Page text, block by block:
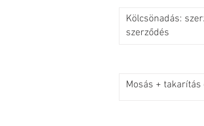
Kölcsönadás:
szerződés
Mosás + takarítás